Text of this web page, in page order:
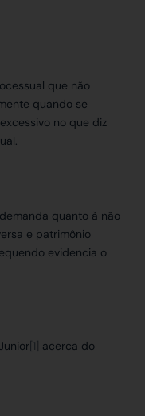
que não
quando se
no que diz
quanto à não
e patrimônio
evidencia o
[1] acerca do